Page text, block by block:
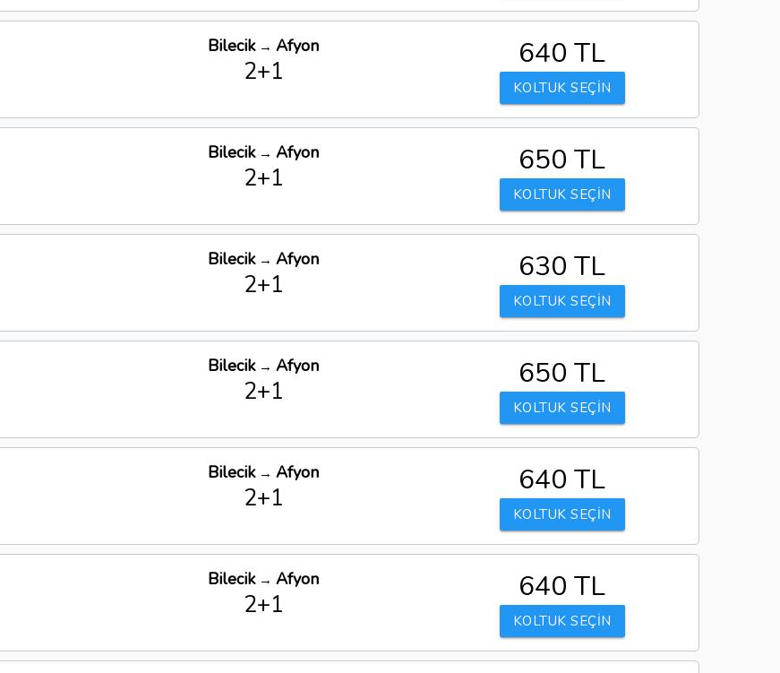
Bilecik→Afyon
2+1 640 TL
KOLTUK SEÇİN
Bilecik→Afyon
2+1 650 TL
KOLTUK SEÇİN
Bilecik→Afyon
2+1 630 TL
KOLTUK SEÇİN
Bilecik→Afyon
2+1 650 TL
KOLTUK SEÇİN
Bilecik→Afyon
2+1 640 TL
KOLTUK SEÇİN
Bilecik→Afyon
2+1 640 TL
KOLTUK SEÇİN